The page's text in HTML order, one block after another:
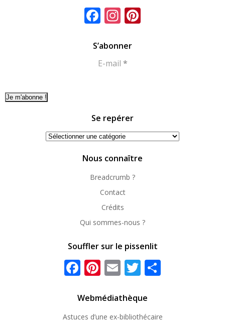
Facebook
Instagram
S’abonner
E-mail *
Se repérer
Se
Nous connaître
Breadcrumb ?
Contact
Crédits
Qui sommes-nous ?
Souffler sur le pissenlit
Facebook
Pinterest
EmailTwitter
Webmédiathèque
Astuces d’une ex-bibliothécaire